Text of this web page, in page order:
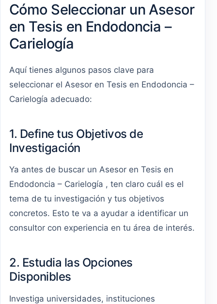
Cómo Seleccionar un Asesor
en Tesis en Endodoncia –
Carielogía
Aquí tienes algunos pasos clave para
seleccionar el Asesor en Tesis en Endodoncia –
Carielogía adecuado:
1. Define tus Objetivos de
Investigación
Ya antes de buscar un Asesor en Tesis en
Endodoncia – Carielogía , ten claro cuál es el
tema de tu investigación y tus objetivos
concretos. Esto te va a ayudar a identificar un
consultor con experiencia en tu área de interés.
2. Estudia las Opciones
Disponibles
Investiga universidades, instituciones